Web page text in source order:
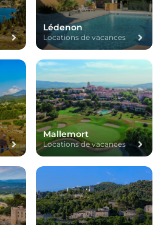
Lédenon
Locations de vacances
Mallemort
Locations de vacances